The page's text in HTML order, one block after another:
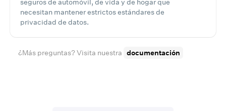
necesitan mantener estrictos estándares de
privacidad de datos.
¿Más preguntas? Visita nuestra documentación